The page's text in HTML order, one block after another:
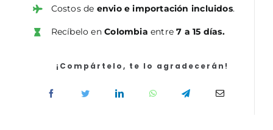
Salud.
Común
Costos de envio e importación incluidos.
Recíbelo enColombia entre7 a 15 días.
¡Compártelo, te lo agradecerán!